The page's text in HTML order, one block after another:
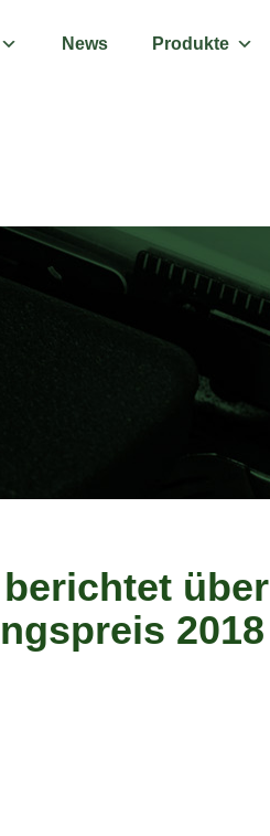
News Produkte
über
2018